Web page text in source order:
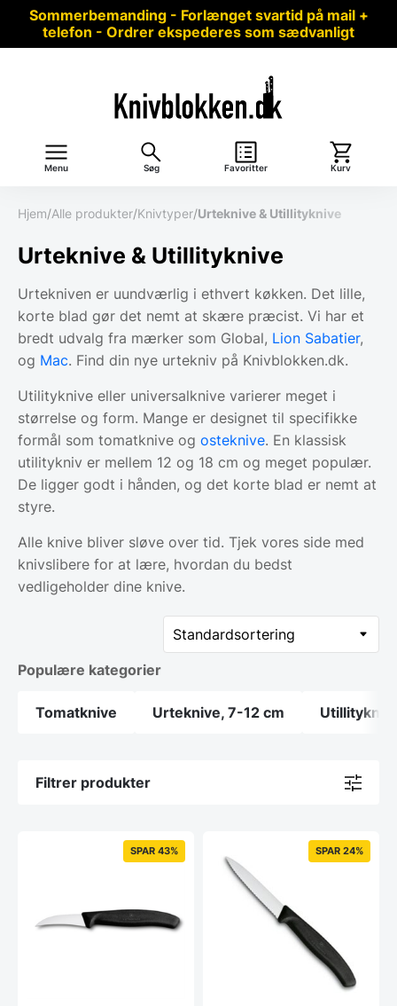
Sommerbemanding - Forlænget svartid på mail +
telefon - Ordrer ekspederes som sædvanligt
Menu Søg Favoritter Kurv
Hjem/Alle produkter/Knivtyper/Urteknive & Utillityknive
Urteknive & Utillityknive
Urtekniven er uundværlig i ethvert køkken. Det lille,
korte blad gør det nemt at skære præcist. Vi har et
bredt udvalg fra mærker som Global, Lion Sabatier,
og Mac. Find din nye urtekniv på Knivblokken.dk.
Utilityknive eller universalknive varierer meget i
størrelse og form. Mange er designet til specifikke
formål som tomatknive og osteknive. En klassisk
utilitykniv er mellem 12 og 18 cm og meget populær.
De ligger godt i hånden, og det korte blad er nemt at
styre.
Alle knive bliver sløve over tid. Tjek vores side med
knivslibere for at lære, hvordan du bedst
vedligeholder dine knive.
Populære kategorier
Tomatknive Urteknive, 7-12 cm
Filtrer produkter
SPAR 43% SPAR 24%